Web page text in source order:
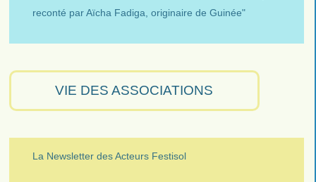
reconté par Aïcha Fadiga, originaire de Guinée"
VIE DES ASSOCIATIONS
La Newsletter des Acteurs Festisol